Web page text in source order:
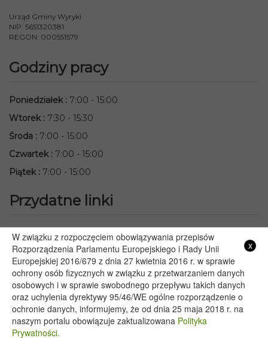
Urząd Gminy Wyryki
NIP: 5651320381
REGON: 000551579
Godziny pracy
Poniedziałek: 7:00 - 15:00
Wtorek: 7:30 - 15:30
Środa : 7:00 - 15:00
Czwartek: 7:00 - 15:00
Piątek: 7:00 - 15:00
Przydatne linki
Starostwo Powiatowe we Włodawie
Lubelski Urząd Wojewódzki w Lublinie
Urząd Marszałkowski Województwa Lubelskiego w Lublinie
Serwis Rzeczypospolitej Polskiej
PGE – Planowane wyłączenia prądu
Poczta E-mail
x
W związku z rozpoczęciem obowiązywania przepisów
Rozporządzenia Parlamentu Europejskiego i Rady Unii
Europejskiej 2016/679 z dnia 27 kwietnia 2016 r. w sprawie
ochrony osób fizycznych w związku z przetwarzaniem danych
osobowych i w sprawie swobodnego przepływu takich danych
oraz uchylenia dyrektywy 95/46/WE ogólne rozporządzenie o
ochronie danych, informujemy, że od dnia 25 maja 2018 r. na
naszym portalu obowiązuje zaktualizowana Polityka
Prywatności.